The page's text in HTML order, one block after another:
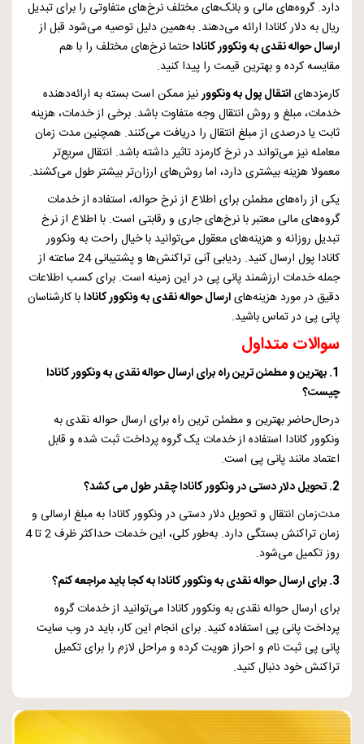
دارد. گروه‌های مالی و بانک‌های مختلف نرخ‌های متفاوتی را برای تبدیل
ریال به دلار کانادا ارائه می‌دهند. به‌همین دلیل توصیه می‌شود قبل از
ارسال حواله نقدی به ونکوور کاناداحتما نرخ‌های مختلف را با هم
مقایسه کرده و بهترین قیمت را پیدا کنید.
کارمزدهایانتقال پول به ونکوورنیز ممکن است بسته به ارائه‌دهنده
خدمات، مبلغ و روش انتقال وجه متفاوت باشد. برخی از خدمات، هزینه
ثابت یا درصدی از مبلغ انتقال را دریافت می‌کنند. همچنین مدت زمان
معامله نیز می‌تواند در نرخ کارمزد تاثیر داشته باشد. انتقال سریع‌تر
معمولا هزینه بیشتری دارد، اما روش‌های ارزان‌تر بیشتر طول می‌کشند.
یکی از راه‌های مطمئن برای اطلاع از نرخ حواله، استفاده از خدمات
گروه‌های مالی معتبر با نرخ‌های جاری و رقابتی است. با اطلاع از نرخ
تبدیل روزانه و هزینه‌های معقول می‌توانید با خیال راحت به ونکوور
کانادا پول ارسال کنید. ردیابی آنی تراکنش‌ها و پشتیبانی 24 ساعته از
جمله خدمات ارزشمند پانی پی در این زمینه است. برای کسب اطلاعات
دقیق در مورد هزینه‌هایارسال حواله نقدی به ونکوور کانادابا کارشناسان
پانی پی در تماس باشید.
سوالات متداول
1. بهترین و مطمئن ترین راه برای ارسال حواله نقدی به ونکوور کانادا
چیست؟
درحال‌حاضر بهترین و مطمئن ترین راه برای ارسال حواله نقدی به
ونکوور کانادا استفاده از خدمات یک گروه پرداخت ثبت شده و قابل
اعتماد مانند پانی پی است.
2. تحویل دلار دستی در ونکوور کانادا چقدر طول می کشد؟
مدت‌زمان انتقال و تحویل دلار دستی در ونکوور کانادا به مبلغ ارسالی و
زمان تراکنش بستگی دارد. به‌طور کلی، این خدمات حداکثر ظرف 2 تا 4
روز تکمیل می‌شود.
3. برای ارسال حواله نقدی به ونکوور کانادا به کجا باید مراجعه کنم؟
برای ارسال حواله نقدی به ونکوور کانادا می‌توانید از خدمات گروه
پرداخت پانی پی استفاده کنید. برای انجام این کار، باید در وب سایت
پانی پی ثبت نام و احراز هویت کرده و مراحل لازم را برای تکمیل
تراکنش خود دنبال کنید.